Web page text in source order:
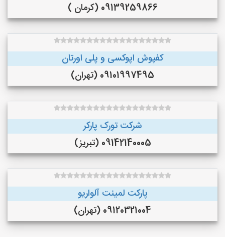
09139259866 (کرمان )
کفپوش اپوکسی و پلی اورتان
09101997495 (تهران)
شرکت تورک پارکر
09142140005 (تبریز)
پارکت لمینت آلواریو
09120321004 (تهران)